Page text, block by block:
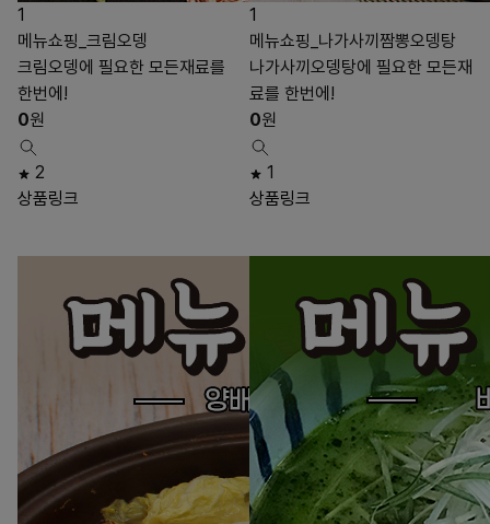
1
메뉴쇼핑_크림오뎅
크림오뎅에 필요한 모든재료를
한번에!
0원
2
상품링크
1
메뉴쇼핑_나가사끼짬뽕오뎅탕
나가사끼오뎅탕에 필요한 모든재
료를 한번에!
0원
1
상품링크